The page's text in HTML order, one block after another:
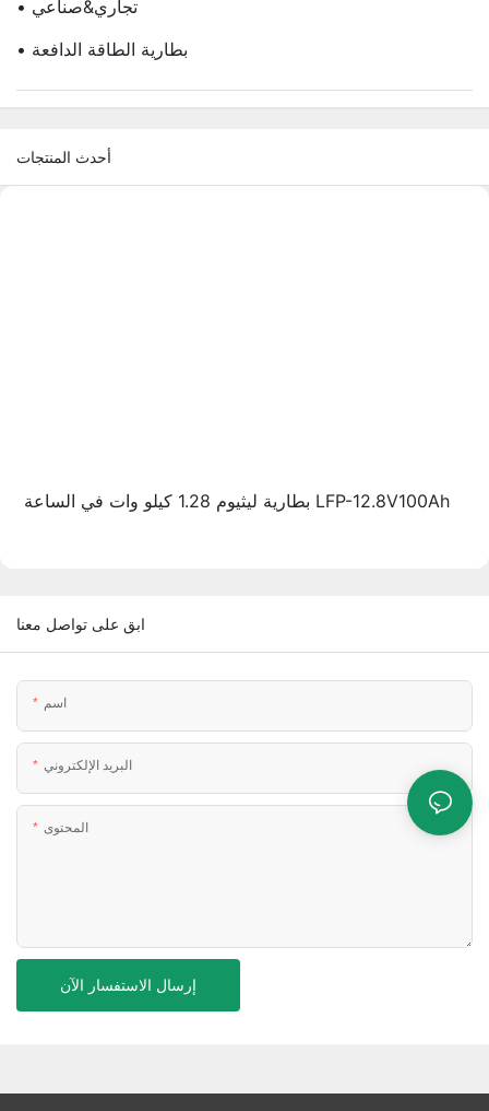
• تجاري&صناعي
• بطارية الطاقة الدافعة
أحدث المنتجات
بطارية ليثيوم 1.28 كيلو وات في الساعة LFP-12.8V100Ah
ابق على تواصل معنا
اسم
البريد الإلكتروني
المحتوى
إرسال الاستفسار الآن